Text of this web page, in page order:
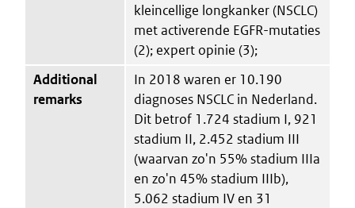
kleincellige longkanker (NSCLC)
met activerende EGFR-mutaties
(2); expert opinie (3);
Additional
remarks
In 2018 waren er 10.190
diagnoses NSCLC in Nederland.
Dit betrof 1.724 stadium I, 921
stadium II, 2.452 stadium III
(waarvan zo'n 55% stadium IIIa
en zo'n 45% stadium IIIb),
5.062 stadium IV en 31